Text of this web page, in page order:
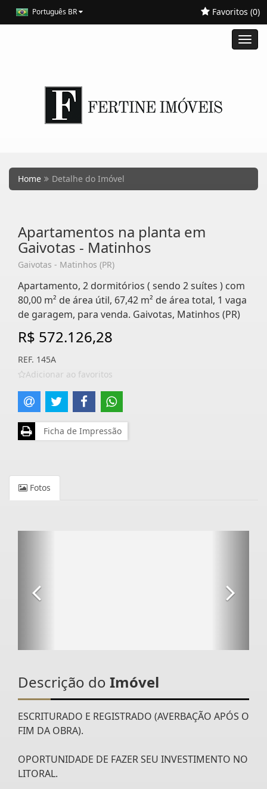
Português BR Favoritos (0)
Home Detalhe do Imóvel
Apartamentos na planta em
Gaivotas - Matinhos
Gaivotas - Matinhos (PR)
Apartamento, 2 dormitórios ( sendo 2 suítes ) com
80,00 m² de área útil, 67,42 m² de área total, 1 vaga
de garagem, para venda. Gaivotas, Matinhos (PR)
R$ 572.126,28
REF. 145A
Adicionar ao favoritos
Ficha de Impressão
Fotos
Descrição do Imóvel
ESCRITURADO E REGISTRADO (AVERBAÇÃO APÓS O
FIM DA OBRA).
OPORTUNIDADE DE FAZER SEU INVESTIMENTO NO
LITORAL.